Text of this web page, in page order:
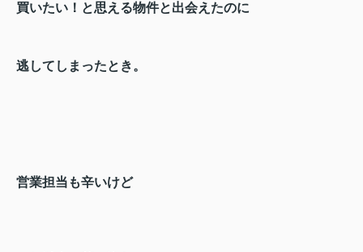
買いたい！と思える物件と出会えたのに
逃してしまったとき。
営業担当も辛いけど